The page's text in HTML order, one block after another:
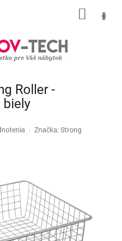
Roller -
Značka:Strong